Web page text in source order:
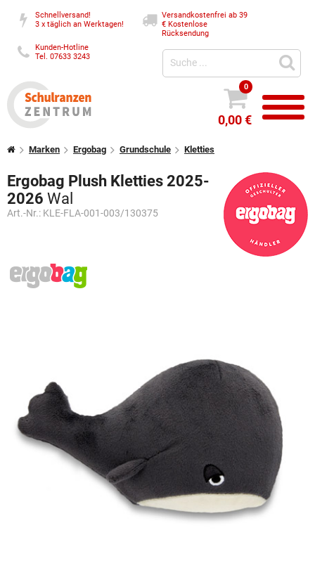
Schnellversand!
3 x täglich an Werktagen!
Versandkostenfrei ab 39
€Kostenlose
Rücksendung
Kunden-Hotline
Tel. 07633 3243
0
0,00 €
Marken Ergobag Grundschule Kletties
Ergobag Plush Kletties 2025-
2026 Wal
Art.-Nr.: KLE-FLA-001-003/130375